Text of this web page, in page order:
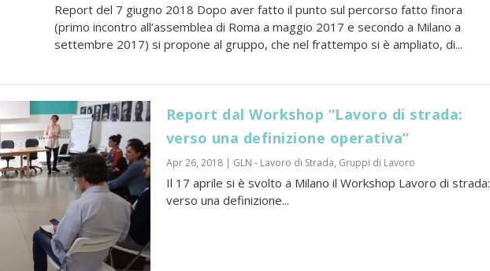
Report del 7 giugno 2018 Dopo aver fatto il punto sul percorso fatto finora
(primo incontro all’assemblea di Roma a maggio 2017 e secondo a Milano a
settembre 2017) si propone al gruppo, che nel frattempo si è ampliato, di...
Report dal Workshop “Lavoro di strada:
verso una definizione operativa”
Apr 26, 2018| GLN - Lavoro di Strada, Gruppi di Lavoro
Il 17 aprile si è svolto a Milano il Workshop Lavoro di strada:
verso una definizione...